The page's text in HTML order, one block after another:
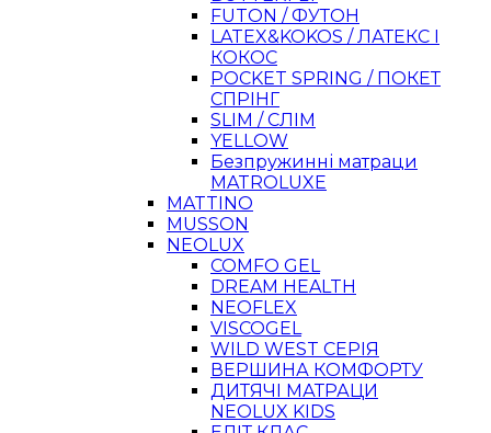
FUTON / ФУТОН
LATEX&KOKOS / ЛАТЕКС І
КОКОС
POCKET SPRING / ПОКЕТ
СПРІНГ
SLIM / СЛІМ
YELLOW
Безпружинні матраци
MATROLUXE
MATTINO
MUSSON
NEOLUX
COMFO GEL
DREAM HEALTH
NEOFLEX
VISCOGEL
WILD WEST СЕРІЯ
ВЕРШИНА КОМФОРТУ
ДИТЯЧІ МАТРАЦИ
NEOLUX KIDS